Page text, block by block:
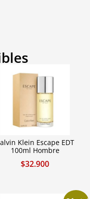
Klein Escape EDT
100ml Hombre
$32.900